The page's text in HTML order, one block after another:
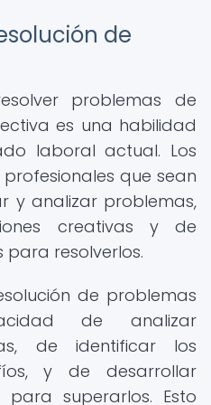
de
problemas de
es una habilidad
laboral actual. Los
que sean
y analizar problemas,
creativas y de
resolverlos.
de problemas
de analizar
de identificar los
y de desarrollar
superarlos. Esto